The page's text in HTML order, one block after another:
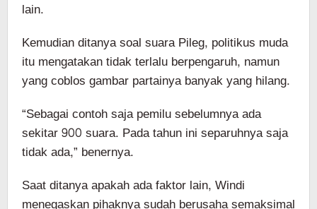
lain.
Kemudian ditanya soal suara Pileg, politikus muda
itu mengatakan tidak terlalu berpengaruh, namun
yang coblos gambar partainya banyak yang hilang.
“Sebagai contoh saja pemilu sebelumnya ada
sekitar 900 suara. Pada tahun ini separuhnya saja
tidak ada,” benernya.
Saat ditanya apakah ada faktor lain, Windi
menegaskan pihaknya sudah berusaha semaksimal